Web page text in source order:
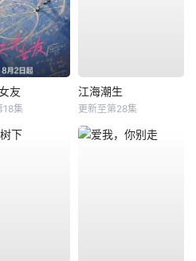
友
18集
江海潮生
更新至第28集